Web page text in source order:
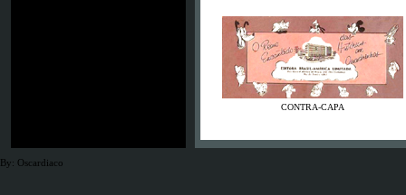
CONTRA-CAPA
By: Oscardiaco